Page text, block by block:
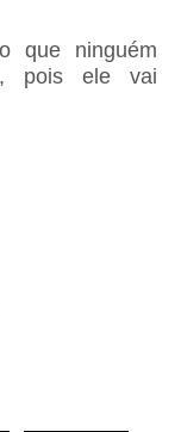
que ninguém
pois ele vai